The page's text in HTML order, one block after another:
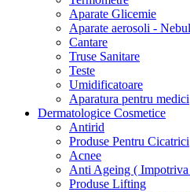
Aparate Glicemie
Aparate aerosoli -
Cantare
Truse Sanitare
Teste
Umidificatoare
Aparatura pentru medici
Dermatologice Cosmetice
Antirid
Produse Pentru Cicatrici
Acnee
Anti Ageing (
Produse Lifting